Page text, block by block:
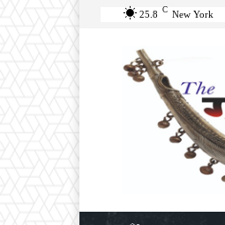
25.8 C New York